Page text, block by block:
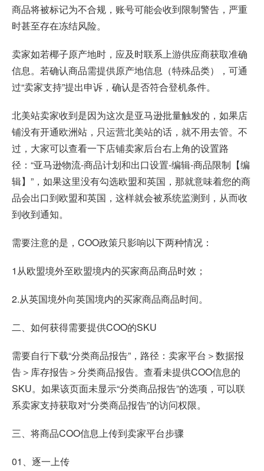
商品将被标记为不合规，账号可能会收到限制警告，严重
时甚至存在冻结风险。
卖家如若椰子原产地时，应及时联系上游供应商获取准确
信息。若确认商品需提供原产地信息（特殊品类），可通
过“卖家支持”提出申诉，确认是否符合登机条件。
北美站卖家收到是因为这次是亚马逊批量触发的，如果店
铺没有开通欧洲站，只运营北美站的话，就不用去管。不
过，大家可以查看一下店铺卖家后台右上角的设置路
径：“亚马逊物流-商品计划和出口设置-编辑-商品限制【编
辑】”，如果这里没有勾选欧盟和英国，那就意味着您的商
品会出口到欧盟和英国，这样就会被系统监测到，从而收
到收到通知。
需要注意的是，COO政策只影响以下两种情况：
1从欧盟境外至欧盟境内的买家商品商品时效；
2.从英国境外向英国境内的买家商品商品时间。
二、如何获得需要提供COO的SKU
需要自行下载“分类商品报告”，路径：卖家平台＞数据报
告＞库存报告＞分类商品报告。查看未提供COO信息的
SKU。如果该页面未显示“分类商品报告”的选项，可以联
系卖家支持获取对“分类商品报告”的访问权限。
三、将商品COO信息上传到卖家平台步骤
01、逐一上传